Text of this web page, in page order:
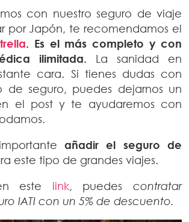
con nuestro seguro de viaje
por Japón, te recomendamos el
. Es el más completo y con
ilimitada. La sanidad en
cara. Si tienes dudas con
de seguro, puedes dejarnos un
el post y te ayudaremos con
añadir el seguro de
este tipo de grandes viajes.
este link, puedescontratar
IATI con un 5% de descuento.